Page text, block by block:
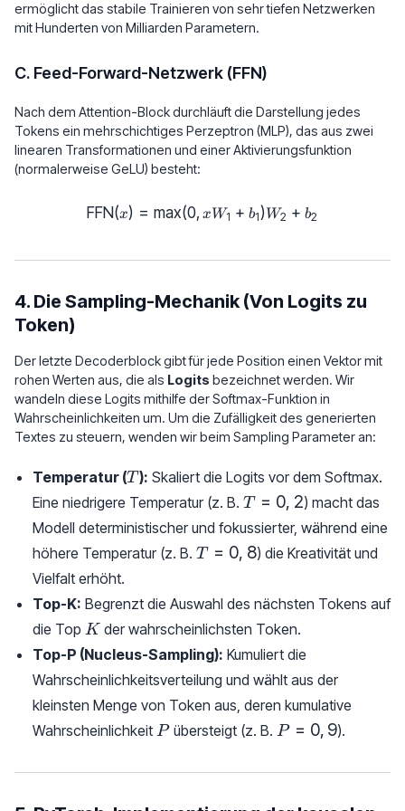
ermöglicht das stabile Trainieren von sehr tiefen Netzwerken
mit Hunderten von Milliarden Parametern.
C. Feed-Forward-Netzwerk (FFN)
Nach dem Attention-Block durchläuft die Darstellung jedes
Tokens ein mehrschichtiges Perzeptron (MLP), das aus zwei
linearen Transformationen und einer Aktivierungsfunktion
(normalerweise GeLU) besteht:
\text{FFN}(x) = \max(0, x W_1
FFN(x) = max(0, xW1 + b1 )W2 + b2
4. Die Sampling-Mechanik (Von Logits zu
Token)
Der letzte Decoderblock gibt für jede Position einen Vektor mit
rohen Werten aus, die als Logits bezeichnet werden. Wir
wandeln diese Logits mithilfe der Softmax-Funktion in
Wahrscheinlichkeiten um. Um die Zufälligkeit des generierten
Textes zu steuern, wenden wir beim Sampling Parameter an:
Temperatur (T
T ): Skaliert die Logits vor dem Softmax.
Eine niedrigere Temperatur (z. B. T
=
0,2
T = 0, 2) macht das
Modell deterministischer und fokussierter, während eine
höhere Temperatur (z. B. T
T = 0, 8) die Kreativität und
Vielfalt erhöht.
Top-K: Begrenzt die Auswahl des nächsten Tokens auf
die Top K
K der wahrscheinlichsten Token.
Top-P (Nucleus-Sampling): Kumuliert die
Wahrscheinlichkeitsverteilung und wählt aus der
kleinsten Menge von Token aus, deren kumulative
Wahrscheinlichkeit P
Pübersteigt (z. B. P
0,9
P = 0, 9).